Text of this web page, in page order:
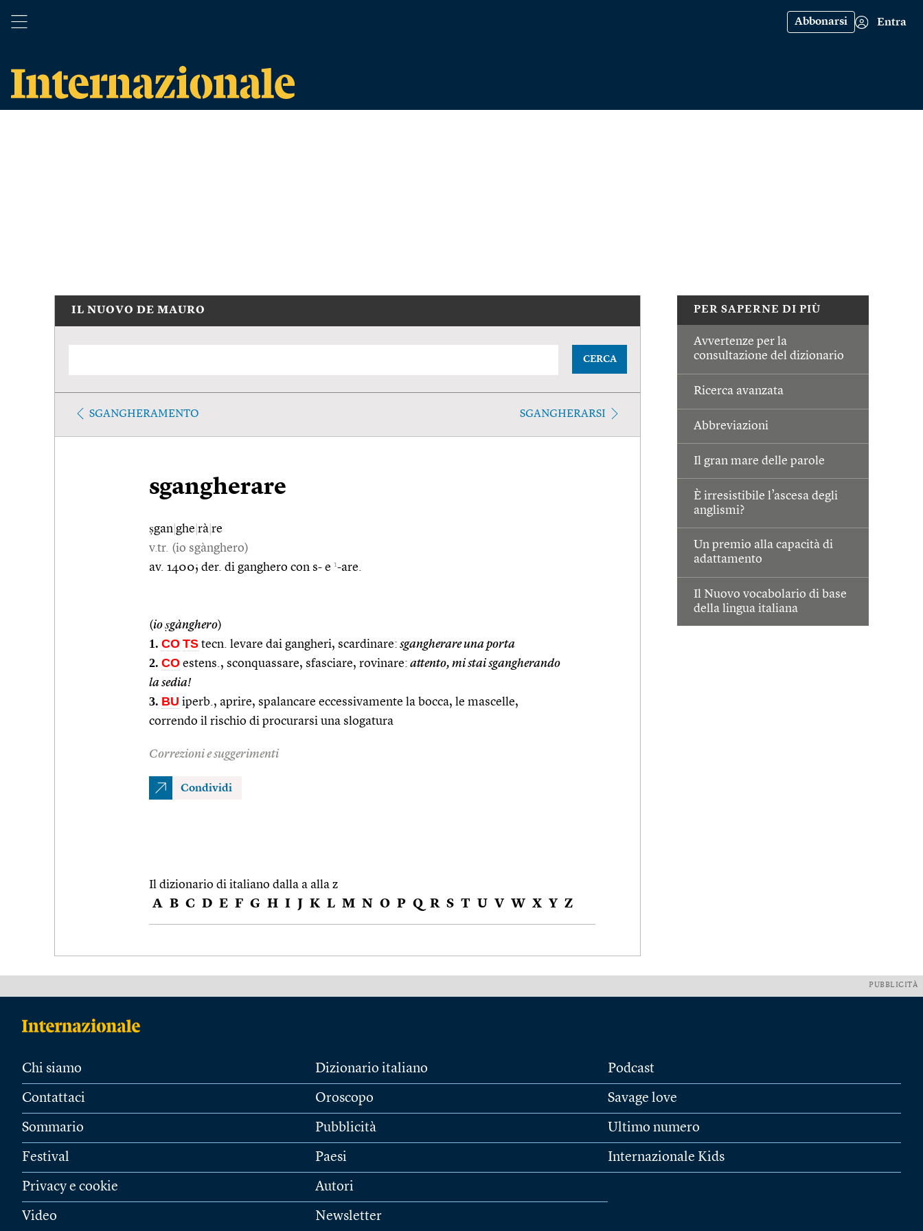
Abbonarsi Entra
PER SAPERNE DI PIÙ
Avvertenze per la
consultazione del dizionario
Ricerca avanzata
Abbreviazioni
Il gran mare delle parole
È irresistibile l’ascesa degli
anglismi?
Un premio alla capacità di
adattamento
Il Nuovo vocabolario di base
della lingua italiana
IL NUOVO DE MAURO
CERCA
SGANGHERAMENTO SGANGHERARSI
sgangherare
ṣgan ghe rà re
v.tr. (io sgànghero)
av. 1400; der. di ganghero con s- e 1-are.
(io ṣgànghero)
1. CO TS tecn. levare dai gangheri, scardinare: sgangherare una porta
2. CO estens., sconquassare, sfasciare, rovinare: attento, mi stai sgangherando
la sedia!
3. BU iperb., aprire, spalancare eccessivamente la bocca, le mascelle,
correndo il rischio di procurarsi una slogatura
Correzioni e suggerimenti
Condividi
Il dizionario di italiano dalla a alla z
A B C D E F G H I J K L M N O P Q R S T U V W X Y Z
PUBBLICITÀ
Chi siamo
Contattaci
Sommario
Festival
Privacy e cookie
Video
Dizionario italiano
Oroscopo
Pubblicità
Paesi
Autori
Newsletter
Podcast
Savage love
Ultimo numero
Internazionale Kids